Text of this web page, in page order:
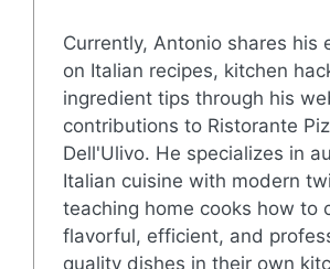
Currently, Antonio shares his
on Italian recipes, kitchen
ingredient tips through his
contributions to Ristorante
Dell'Ulivo. He specializes in
Italian cuisine with modern
teaching home cooks how to
flavorful, efficient, and
quality dishes in their own